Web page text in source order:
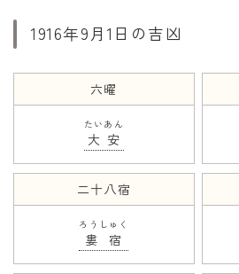
1916年9月1日の吉凶
六曜
大安
たいあん
二十八宿
婁宿
ろうしゅく